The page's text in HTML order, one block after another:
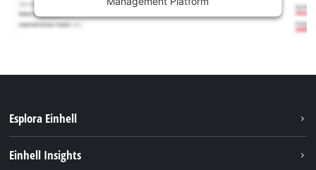
Esplora Einhell
Einhell Insights